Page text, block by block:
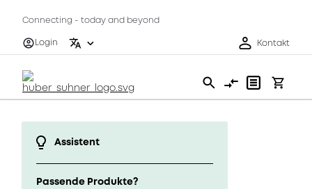
Connecting - today and beyond
Login
Kontakt
Assistent
Passende Produkte?